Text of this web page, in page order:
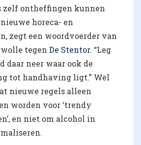
zelf ontheffingen kunnen
horeca- en
zegt een woordvoerder van
tegen De Stentor. “Leg
daar neer waar ook de
tot handhaving ligt.” Wel
nieuwe regels alleen
worden voor ‘trendy
en niet om alcohol in